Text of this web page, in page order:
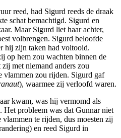
reed, had Sigurd reeds de draak
schat bemachtigd. Sigurd en
Maar Sigurd liet haar achter,
volbrengen. Sigurd beloofde
hij zijn taken had voltooid.
op hem zou wachten binnen de
met niemand anders zou
vlammen zou rijden. Sigurd gaf
), waarmee zij verloofd waren.
kwam, was hij vermomd als
Het probleem was dat Gunnar niet
te rijden, dus moesten zij
en reed Sigurd in